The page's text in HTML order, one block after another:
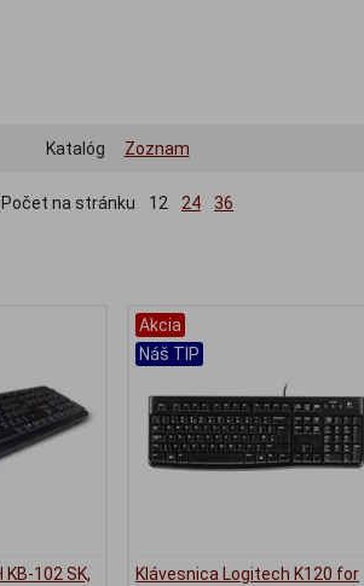
Katalóg Zoznam
Počet na stránku 12 24 36
KB-102 SK,
Akcia
Náš TIP
Klávesnica Logitech K120 for